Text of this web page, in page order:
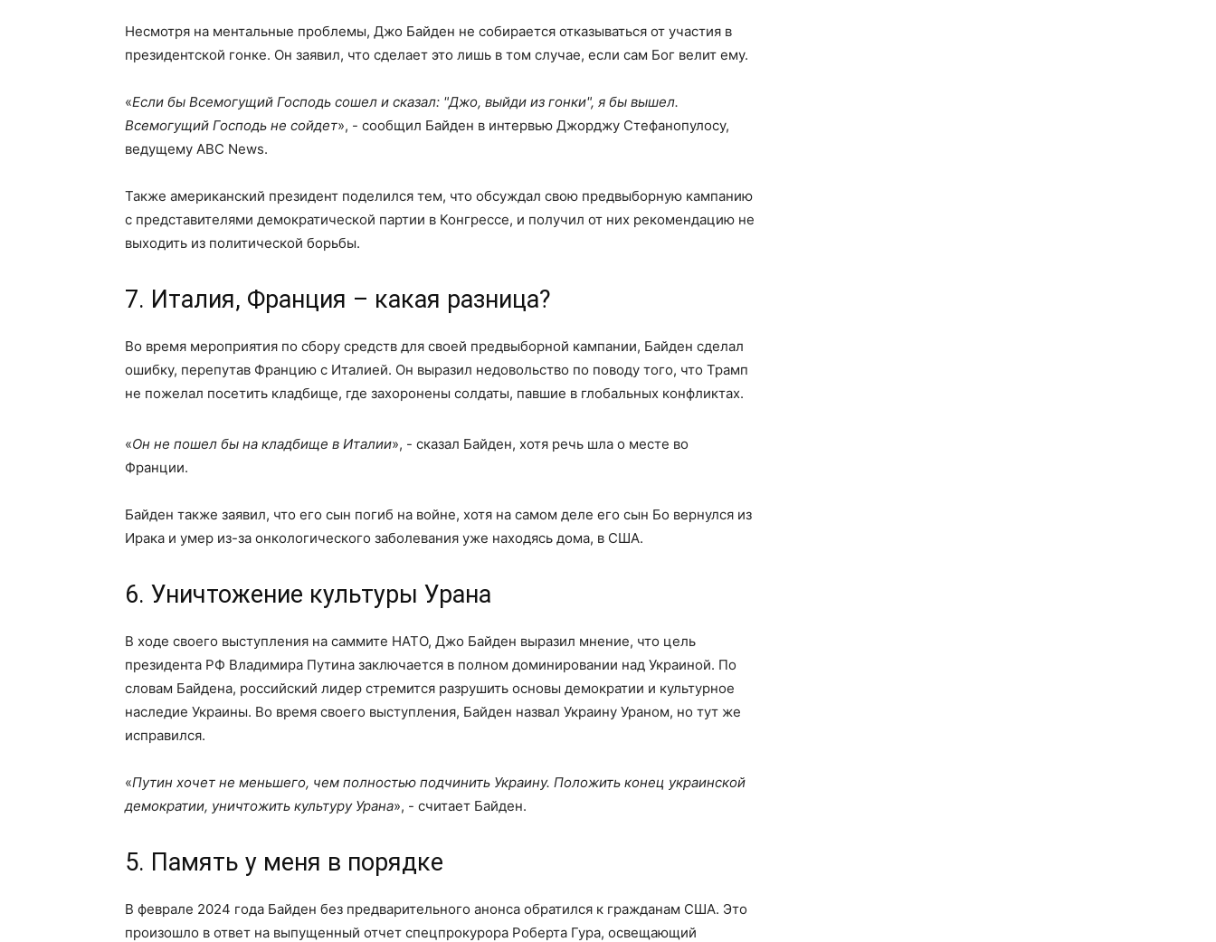
Несмотря на ментальные проблемы, Джо Байден не собирается отказываться от участия в
президентской гонке. Он заявил, что сделает это лишь в том случае, если сам Бог велит ему.
«Если бы Всемогущий Господь сошел и сказал: "Джо, выйди из гонки", я бы вышел.
Всемогущий Господь не сойдет», - сообщил Байден в интервью Джорджу Стефанопулосу,
ведущему ABC News.
Также американский президент поделился тем, что обсуждал свою предвыборную кампанию
с представителями демократической партии в Конгрессе, и получил от них рекомендацию не
выходить из политической борьбы.
7. Италия, Франция – какая разница?
Во время мероприятия по сбору средств для своей предвыборной кампании, Байден сделал
ошибку, перепутав Францию с Италией. Он выразил недовольство по поводу того, что Трамп
не пожелал посетить кладбище, где захоронены солдаты, павшие в глобальных конфликтах.
«Он не пошел бы на кладбище в Италии», - сказал Байден, хотя речь шла о месте во
Франции.
Байден также заявил, что его сын погиб на войне, хотя на самом деле его сын Бо вернулся из
Ирака и умер из-за онкологического заболевания уже находясь дома, в США.
6. Уничтожение культуры Урана
В ходе своего выступления на саммите НАТО, Джо Байден выразил мнение, что цель
президента РФ Владимира Путина заключается в полном доминировании над Украиной. По
словам Байдена, российский лидер стремится разрушить основы демократии и культурное
наследие Украины. Во время своего выступления, Байден назвал Украину Ураном, но тут же
исправился.
«Путин хочет не меньшего, чем полностью подчинить Украину. Положить конец украинской
демократии, уничтожить культуру Урана», - считает Байден.
5. Память у меня в порядке
В феврале 2024 года Байден без предварительного анонса обратился к гражданам США. Это
произошло в ответ на выпущенный отчет спецпрокурора Роберта Гура, освещающий